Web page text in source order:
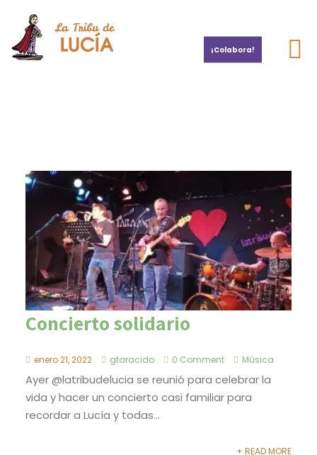
¡Colabora!
Concierto solidario
enero 21, 2022 gtaracido 0 Comment Música
Ayer @latribudelucia se reunió para celebrar la
vida y hacer un concierto casi familiar para
recordar a Lucía y todas...
+ READ MORE